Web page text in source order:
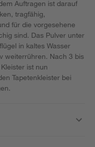
Auftragen ist darauf
tragfähig,
für die vorgesehene
sind. Das Pulver unter
in kaltes Wasser
weiterrühren. Nach 3 bis
ist nun
Tapetenkleister bei